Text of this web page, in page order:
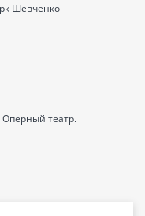
Шевченко
театр.